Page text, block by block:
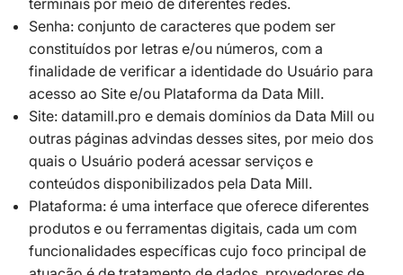
Senha: conjunto de caracteres que podem ser
constituídos por letras e/ou números, com a
finalidade de verificar a identidade do Usuário para
acesso ao Site e/ou Plataforma da Data Mill.
Site: datamill.pro e demais domínios da Data Mill ou
outras páginas advindas desses sites, por meio dos
quais o Usuário poderá acessar serviços e
conteúdos disponibilizados pela Data Mill.
Plataforma: é uma interface que oferece diferentes
produtos e ou ferramentas digitais, cada um com
funcionalidades específicas cujo foco principal de